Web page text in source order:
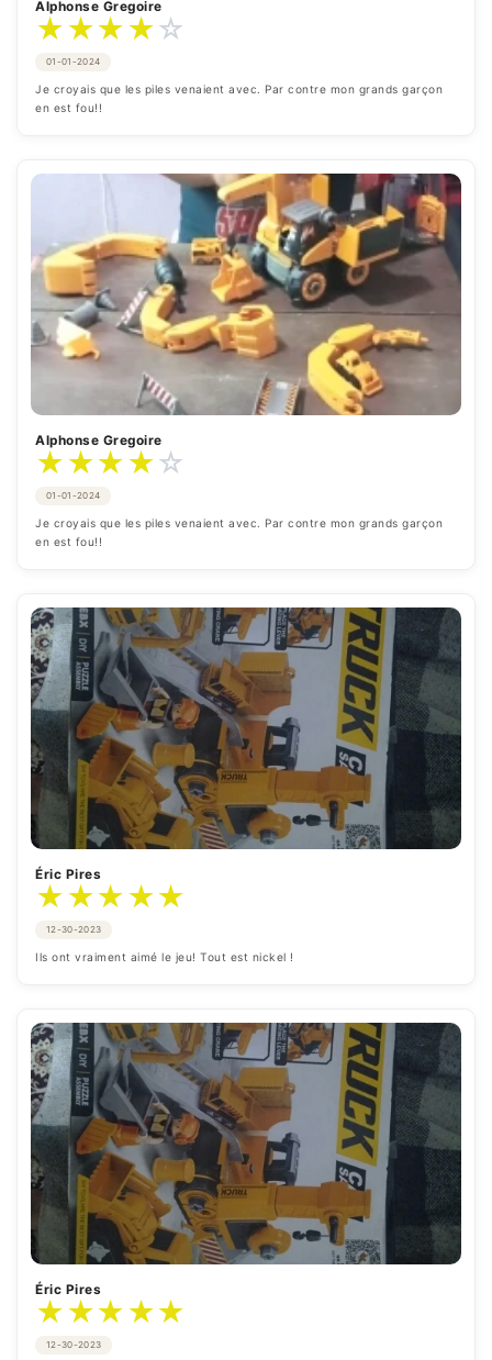
Alphonse Gregoire
★★★★☆
01-01-2024
Je croyais que les piles venaient avec. Par contre mon grands garçon
en est fou!!
Alphonse Gregoire
★★★★☆
01-01-2024
Je croyais que les piles venaient avec. Par contre mon grands garçon
en est fou!!
Éric Pires
★★★★★
12-30-2023
Ils ont vraiment aimé le jeu! Tout est nickel !
Éric Pires
★★★★★
12-30-2023